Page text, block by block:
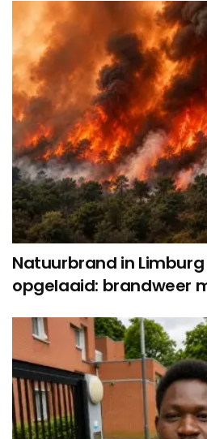
Natuurbrand in
opgelaaid: brandweer